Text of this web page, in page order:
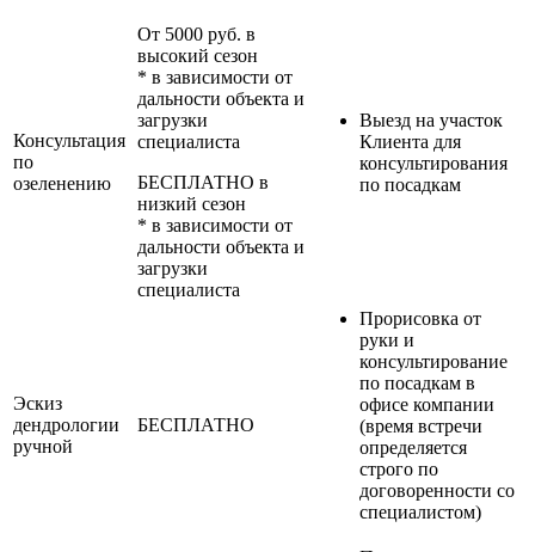
Консультация
по
озеленению
От 5000 руб. в
высокий сезон
* в зависимости от
дальности объекта и
загрузки
специалиста
БЕСПЛАТНО в
низкий сезон
* в зависимости от
дальности объекта и
загрузки
специалиста
Выезд на участок
Клиента для
консультирования
по посадкам
Эскиз
дендрологии
ручной
БЕСПЛАТНО
Прорисовка от
руки и
консультирование
по посадкам в
офисе компании
(время встречи
определяется
строго по
договоренности со
специалистом)